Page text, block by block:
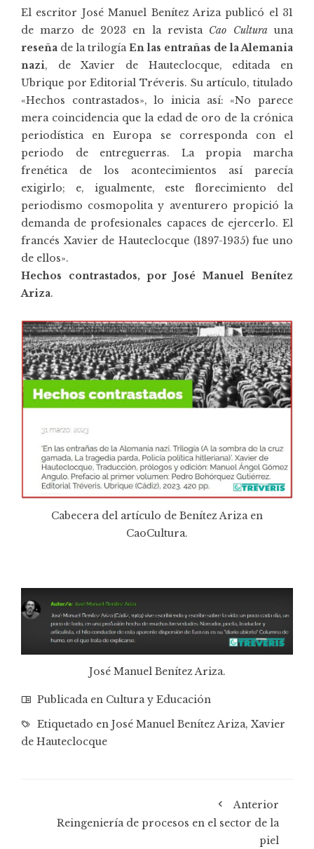
El escritor José Manuel Benítez Ariza publicó el 31
de marzo de 2023 en la revista Cao Culturauna
reseña de la trilogíaEn las entrañas de la Alemania
nazi, de Xavier de Hauteclocque, editada en
Ubrique porEditorial Tréveris. Su artículo, titulado
«Hechos contrastados», lo inicia así: «No parece
mera coincidencia que la edad de oro de la crónica
periodística en Europa se corresponda con el
periodo de entreguerras. La propia marcha
frenética de los acontecimientos así parecía
exigirlo; e, igualmente, este florecimiento del
periodismo cosmopolita y aventurero propició la
demanda de profesionales capaces de ejercerlo. El
francés Xavier de Hauteclocque (1897-1935) fue uno
de ellos».
Hechos contrastados, por José Manuel Benítez
Ariza.
Cabecera del artículo de Benítez Ariza en
CaoCultura.
José Manuel Benítez Ariza.
Publicada en Cultura y Educación
Etiquetado en José Manuel Benítez Ariza, Xavier
de Hauteclocque
Anterior
Reingeniería de procesos en el sector de la
piel